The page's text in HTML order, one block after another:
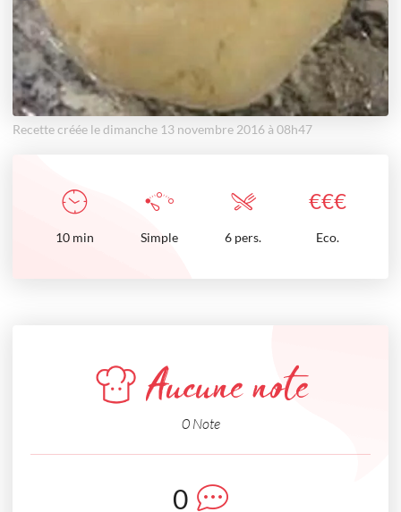
Recette créée le dimanche 13 novembre 2016 à 08h47
€€€
10 min Simple 6 pers. Eco.
Aucune note
0 Note
0